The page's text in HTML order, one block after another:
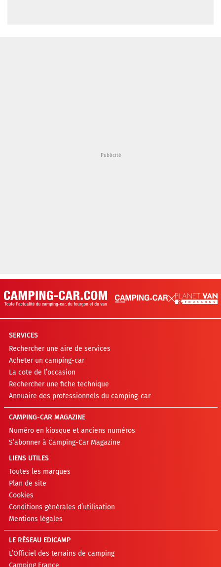
SERVICES
Rechercher une aire de services
Acheter un camping-car
La cote de l’occasion
Rechercher une fiche technique
Annuaire des professionnels du camping-car
CAMPING-CAR MAGAZINE
Numéro en kiosque et anciens numéros
S’abonner à Camping-Car Magazine
LIENS UTILES
Toutes les marques
Plan de site
Cookies
Conditions générales d’utilisation
Mentions légales
LE RÉSEAU EDICAMP
L’Officiel des terrains de camping